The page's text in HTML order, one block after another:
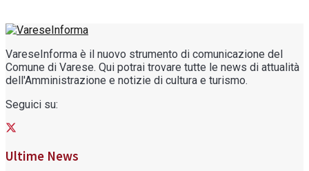
VareseInforma è il nuovo strumento di comunicazione del
Comune di Varese. Qui potrai trovare tutte le news di attualità
dell'Amministrazione e notizie di cultura e turismo.
Seguici su:
Ultime News